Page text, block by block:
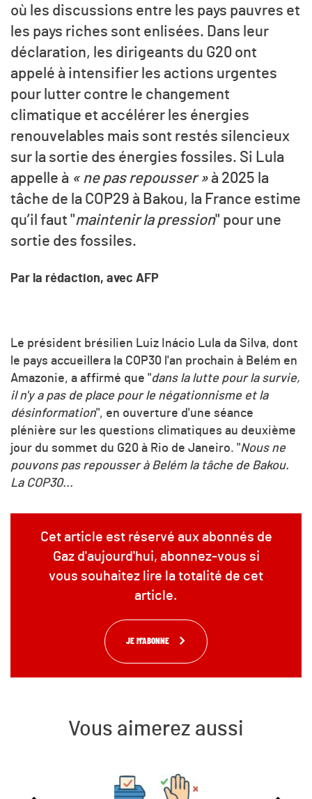
où les discussions entre les pays pauvres et
les pays riches sont enlisées. Dans leur
déclaration, les dirigeants du G20 ont
appelé à intensifier les actions urgentes
pour lutter contre le changement
climatique et accélérer les énergies
renouvelables mais sont restés silencieux
sur la sortie des énergies fossiles. Si Lula
appelle à « ne pas repousser »à 2025 la
tâche de la COP29 à Bakou, la France estime
qu’il faut "maintenir la pression" pour une
sortie des fossiles.
Par la rédaction, avec AFP
Le président brésilien Luiz Inácio Lula da Silva, dont
le pays accueillera la COP30 l'an prochain à Belém en
Amazonie, a affirmé que "dans la lutte pour la survie,
il n'y a pas de place pour le négationnisme et la
désinformation", en ouverture d'une séance
plénière sur les questions climatiques au deuxième
jour du sommet du G20 à Rio de Janeiro. "Nous ne
pouvons pas repousser à Belém la tâche de Bakou.
La COP30...
Cet article est réservé aux abonnés de
Gaz d'aujourd'hui, abonnez-vous si
vous souhaitez lire la totalité de cet
article.
JE M'ABONNE
Vous aimerez aussi